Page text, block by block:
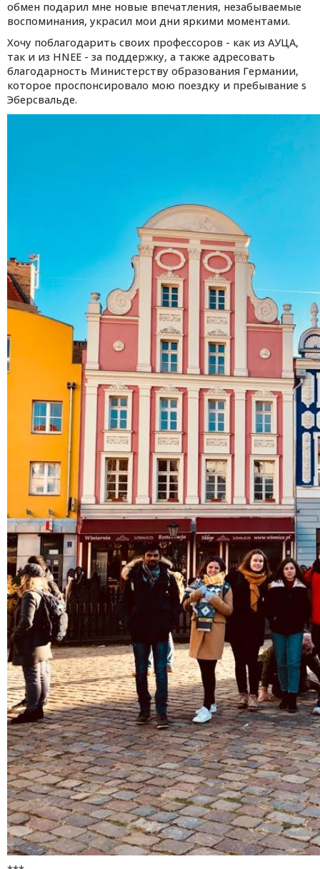
обмен подарил мне новые впечатления, незабываемые
воспоминания, украсил мои дни яркими моментами.
Хочу поблагодарить своих профессоров - как из АУЦА,
так и из HNEE - за поддержку, а также адресовать
благодарность Министерству образования Германии,
которое проспонсировало мою поездку и пребывание s
Эберсвальде.